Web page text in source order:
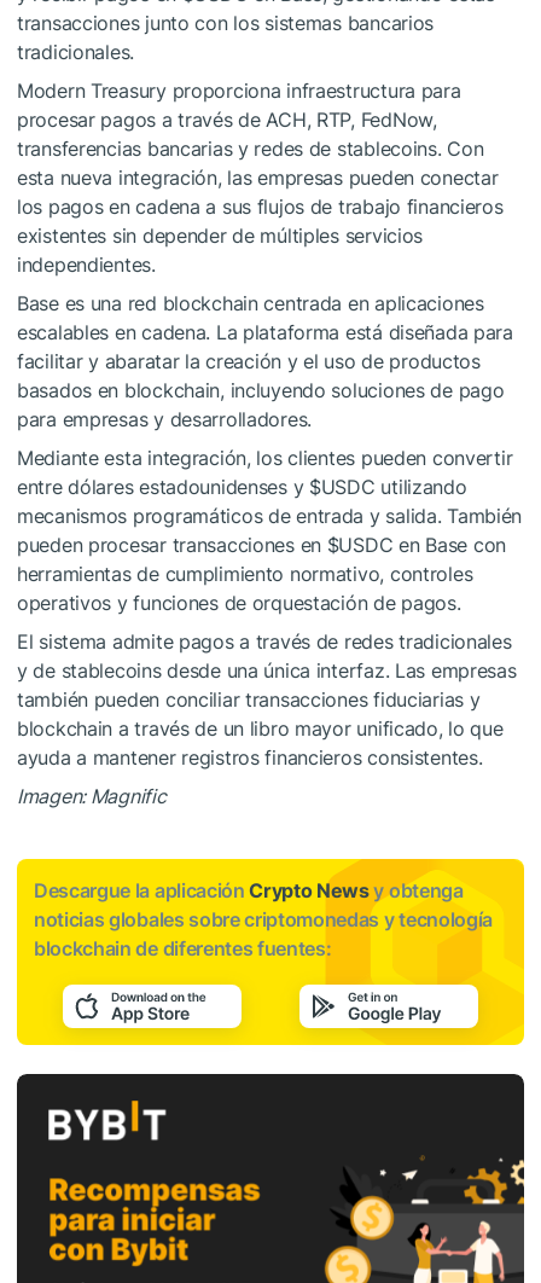
transacciones junto con los sistemas bancarios
tradicionales.
Modern Treasury proporciona infraestructura para
procesar pagos a través de ACH, RTP, FedNow,
transferencias bancarias y redes de stablecoins. Con
esta nueva integración, las empresas pueden conectar
los pagos en cadena a sus flujos de trabajo financieros
existentes sin depender de múltiples servicios
independientes.
Base es una red blockchain centrada en aplicaciones
escalables en cadena. La plataforma está diseñada para
facilitar y abaratar la creación y el uso de productos
basados ​​en blockchain, incluyendo soluciones de pago
para empresas y desarrolladores.
Mediante esta integración, los clientes pueden convertir
entre dólares estadounidenses y $USDC utilizando
mecanismos programáticos de entrada y salida. También
pueden procesar transacciones en $USDC en Base con
herramientas de cumplimiento normativo, controles
operativos y funciones de orquestación de pagos.
El sistema admite pagos a través de redes tradicionales
y de stablecoins desde una única interfaz. Las empresas
también pueden conciliar transacciones fiduciarias y
blockchain a través de un libro mayor unificado, lo que
ayuda a mantener registros financieros consistentes.
Imagen: Magnific
Descargue la aplicaciónCrypto Newsy obtenga
noticias globales sobre criptomonedas y tecnología
blockchain de diferentes fuentes: